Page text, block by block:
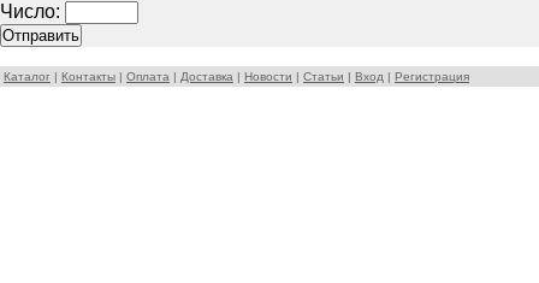
Число:
Каталог | Контакты | Оплата | Доставка | Новости | Статьи | Вход | Регистрация